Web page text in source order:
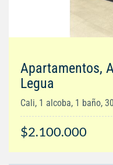
Apartamentos,
Legua
Cali, 1 alcoba, 1 baño,
$2.100.000